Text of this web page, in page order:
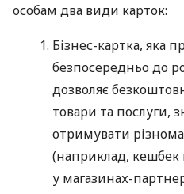
особам два види карток:
Бізнес-картка, яка
безпосередньо до
дозволяє
товари та послуги,
отримувати
(наприклад, кешбек
у магазинах-